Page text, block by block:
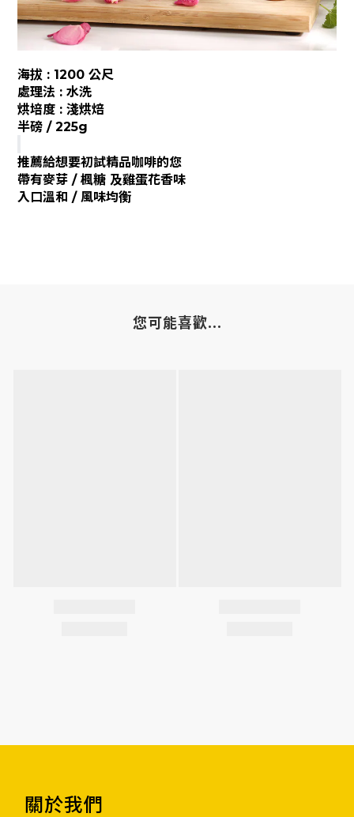
海拔 : 1200 公尺
處理法 : 水洗
烘培度 : 淺烘焙
半磅 / 225g
推薦給想要初試精品咖啡的您
帶有麥芽 / 楓糖 及雞蛋花香味
入口溫和 / 風味均衡
您可能喜歡...
關於我們